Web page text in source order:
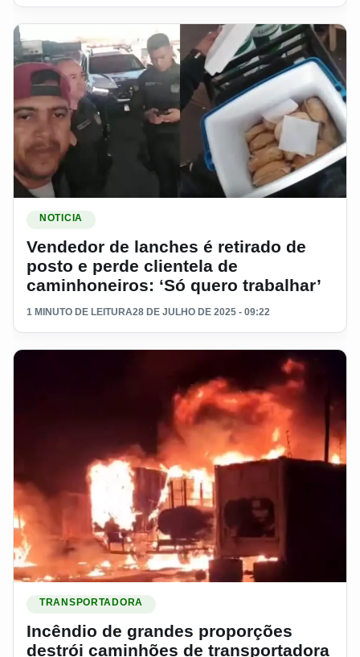
NOTICIA
Vendedor de lanches é retirado de
posto e perde clientela de
caminhoneiros: ‘Só quero trabalhar’
1 MINUTO DE LEITURA28 DE JULHO DE 2025 - 09:22
TRANSPORTADORA
Incêndio de grandes proporções
destrói caminhões de transportadora